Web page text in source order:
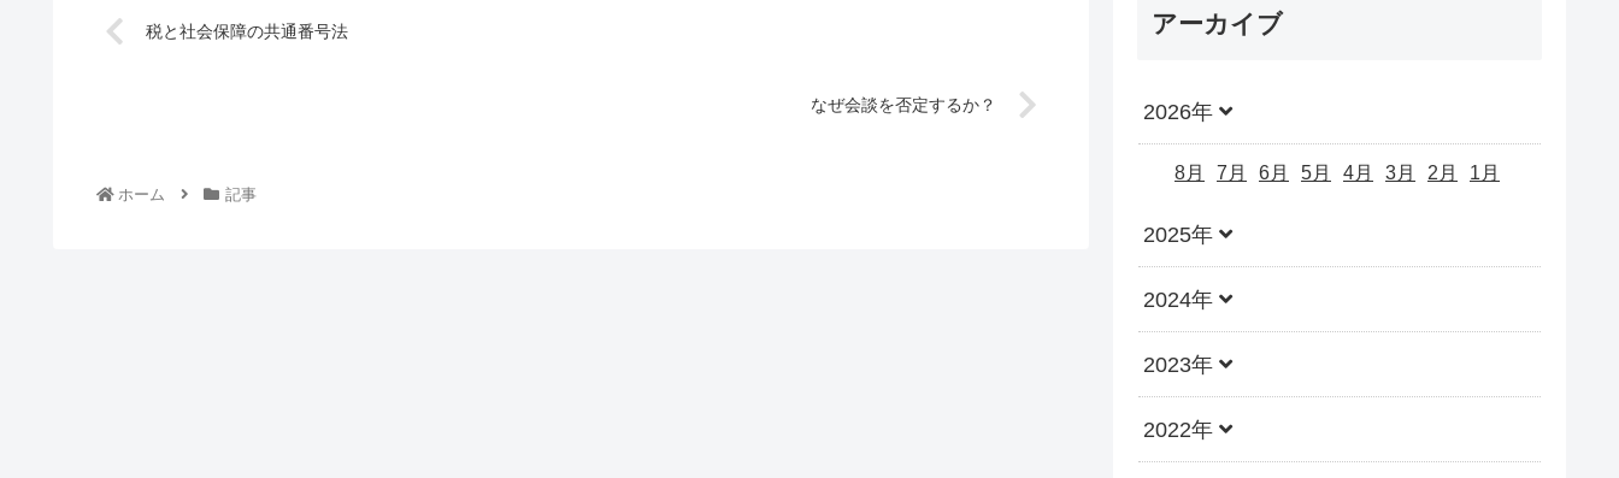
税と社会保障の共通番号法
なぜ会談を否定するか？
ホーム 記事
アーカイブ
2026年
8月 7月 6月 5月 4月 3月 2月 1月
2025年
2024年
2023年
2022年